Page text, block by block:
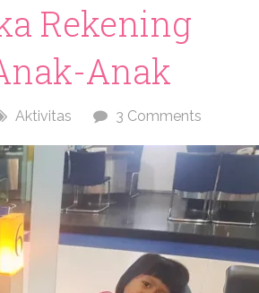
Rekening
Anak
Aktivitas 3 Comments